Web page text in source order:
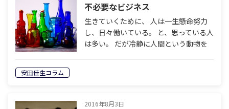
不必要なビジネス
生きていくために、 人は一生懸命努力
し、日々働いている。 と、思っている人
は多い。 だが冷静に人間という動物を
安田佳生コラム
2016年8月3日